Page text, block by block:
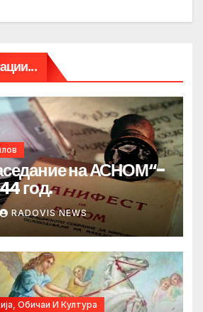
на АСНОМ“-
год.
RADOVIS NEWS
Обичаи И Култура